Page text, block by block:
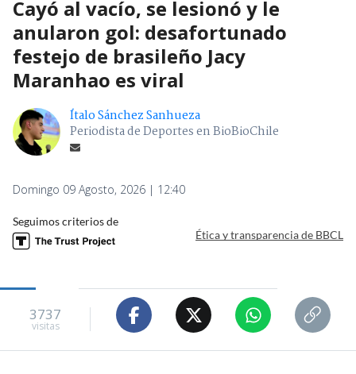
Cayó al vacío, se lesionó y le
anularon gol: desafortunado
festejo de brasileño Jacy
Maranhao es viral
Ítalo Sánchez Sanhueza
Periodista de Deportes en BioBioChile
Domingo 09 Agosto, 2026 | 12:40
Seguimos criterios de
Ética y transparencia de BBCL
3737
visitas